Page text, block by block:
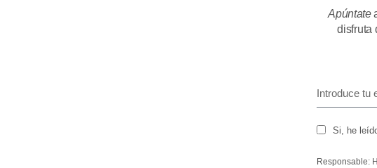
Apúntate
disfruta
Si, he
Responsable: